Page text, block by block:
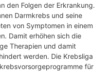
den Folgen der Erkrankung.
Darmkrebs und seine
von Symptomen in einem
Damit erhöhen sich die
Therapien und damit
werden. Die Krebsliga
für